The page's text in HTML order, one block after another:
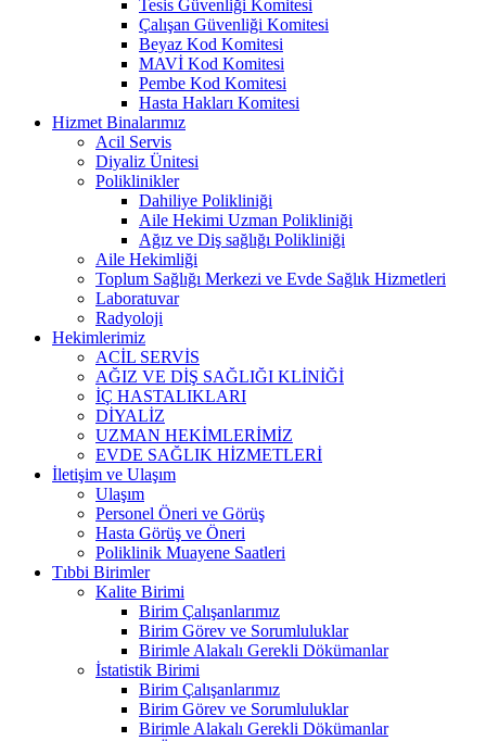
Tesis Güvenliği Komitesi
Çalışan Güvenliği Komitesi
Beyaz Kod Komitesi
MAVİ Kod Komitesi
Pembe Kod Komitesi
Hasta Hakları Komitesi
Hizmet Binalarımız
Acil Servis
Diyaliz Ünitesi
Poliklinikler
Dahiliye Polikliniği
Aile Hekimi Uzman Polikliniği
Ağız ve Diş sağlığı Polikliniği
Aile Hekimliği
Toplum Sağlığı Merkezi ve Evde Sağlık Hizmetleri
Laboratuvar
Radyoloji
Hekimlerimiz
ACİL SERVİS
AĞIZ VE DİŞ SAĞLIĞI KLİNİĞİ
İÇ HASTALIKLARI
DİYALİZ
UZMAN HEKİMLERİMİZ
EVDE SAĞLIK HİZMETLERİ
İletişim ve Ulaşım
Ulaşım
Personel Öneri ve Görüş
Hasta Görüş ve Öneri
Poliklinik Muayene Saatleri
Tıbbi Birimler
Kalite Birimi
Birim Çalışanlarımız
Birim Görev ve Sorumluluklar
Birimle Alakalı Gerekli Dökümanlar
İstatistik Birimi
Birim Çalışanlarımız
Birim Görev ve Sorumluluklar
Birimle Alakalı Gerekli Dökümanlar